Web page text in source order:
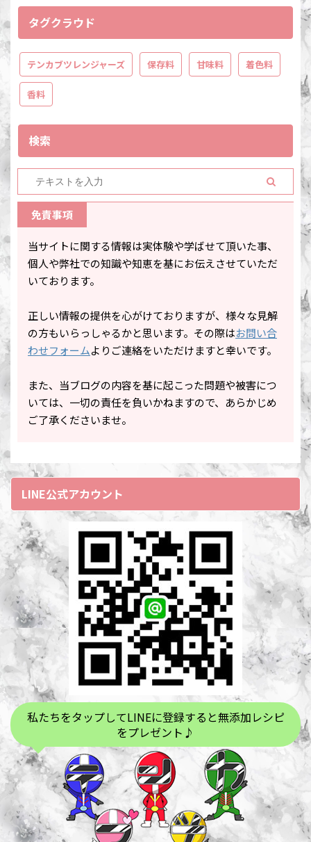
タグクラウド
テンカブツレンジャーズ 保存料 甘味料 着色料
香料
検索
免責事項
当サイトに関する情報は実体験や学ばせて頂いた事、
個人や弊社での知識や知恵を基にお伝えさせていただ
いております。
正しい情報の提供を心がけておりますが、様々な見解
の方もいらっしゃるかと思います。その際はお問い合
わせフォームよりご連絡をいただけますと幸いです。
また、当ブログの内容を基に起こった問題や被害につ
いては、一切の責任を負いかねますので、あらかじめ
ご了承くださいませ。
LINE公式アカウント
私たちをタップしてLINEに登録すると無添加レシピ
をプレゼント♪